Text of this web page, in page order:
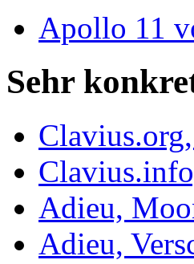
Apollo 11
Sehr
Adieu,
Adieu,